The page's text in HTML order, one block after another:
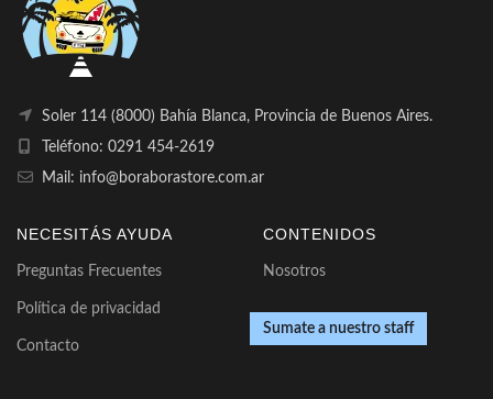
Soler 114 (8000) Bahía Blanca, Provincia de Buenos Aires.
Teléfono: 0291 454-2619
Mail: info@boraborastore.com.ar
NECESITÁS AYUDA
Preguntas Frecuentes
Política de privacidad
Contacto
CONTENIDOS
Nosotros
Sumate a nuestro staff